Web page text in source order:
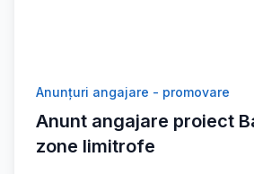
Anunțuri angajare - promovare
Anunt angajare proiect
zone limitrofe